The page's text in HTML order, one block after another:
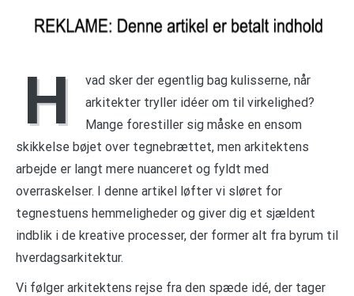
H
vad sker der egentlig bag kulisserne, når
arkitekter tryller idéer om til virkelighed?
Mange forestiller sig måske en ensom
skikkelse bøjet over tegnebrættet, men arkitektens
arbejde er langt mere nuanceret og fyldt med
overraskelser. I denne artikel løfter vi sløret for
tegnestuens hemmeligheder og giver dig et sjældent
indblik i de kreative processer, der former alt fra byrum til
hverdagsarkitektur.
Vi følger arkitektens rejse fra den spæde idé, der tager